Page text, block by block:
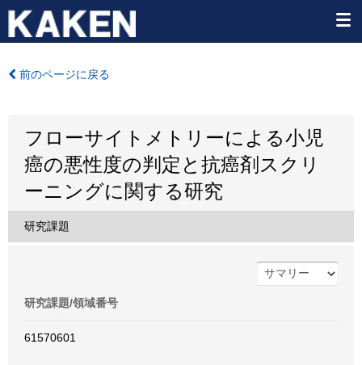
前のページに戻る
フローサイトメトリーによる小児
癌の悪性度の判定と抗癌剤スクリ
ーニングに関する研究
研究課題
研究課題/領域番号
61570601